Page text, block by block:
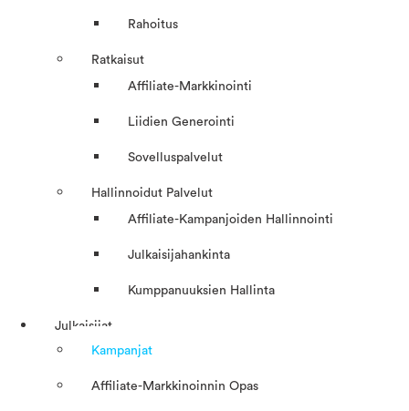
Rahoitus
Ratkaisut
Affiliate-Markkinointi
Liidien Generointi
Sovelluspalvelut
Hallinnoidut Palvelut
Affiliate-Kampanjoiden Hallinnointi
Julkaisijahankinta
Kumppanuuksien Hallinta
Julkaisijat
Kampanjat
Affiliate-Markkinoinnin Opas